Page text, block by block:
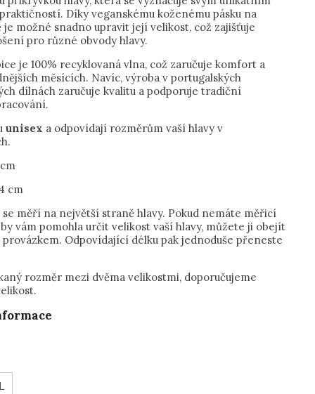
Díky veganskému koženému pásku na
je možné snadno upravit její velikost, což zajišťuje
pro různé obvody hlavy.
je 100% recyklovaná vlna, což zaručuje komfort a
měsících. Navíc, výroba v portugalských
dílnách zaručuje kvalitu a podporuje tradiční
unisex a odpovídají rozměrům vaší hlavy v
cm
se měří na největší straně hlavy. Pokud nemáte měřicí
vám pomohla určit velikost vaší hlavy, můžete ji obejít
provázkem.​ ​Odpovídající délku pak jednoduše přeneste
rozměr mezi dvěma velikostmi, doporučujeme